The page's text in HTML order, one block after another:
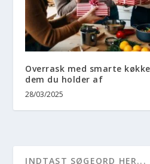
Overrask med smarte
dem du holder af
28/03/2025